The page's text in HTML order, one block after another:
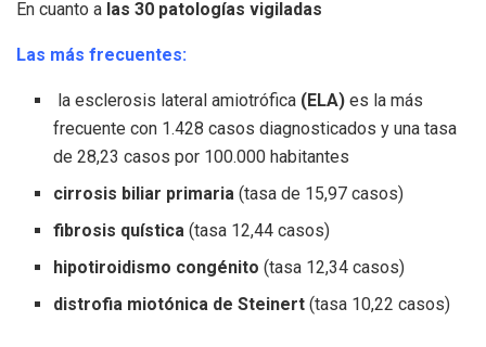
En cuanto a las 30 patologías vigiladas
Las más frecuentes:
la esclerosis lateral amiotrófica (ELA) es la más
frecuente con 1.428 casos diagnosticados y una tasa
de 28,23 casos por 100.000 habitantes
cirrosis biliar primaria (tasa de 15,97 casos)
fibrosis quística (tasa 12,44 casos)
hipotiroidismo congénito (tasa 12,34 casos)
distrofia miotónica de Steinert (tasa 10,22 casos)